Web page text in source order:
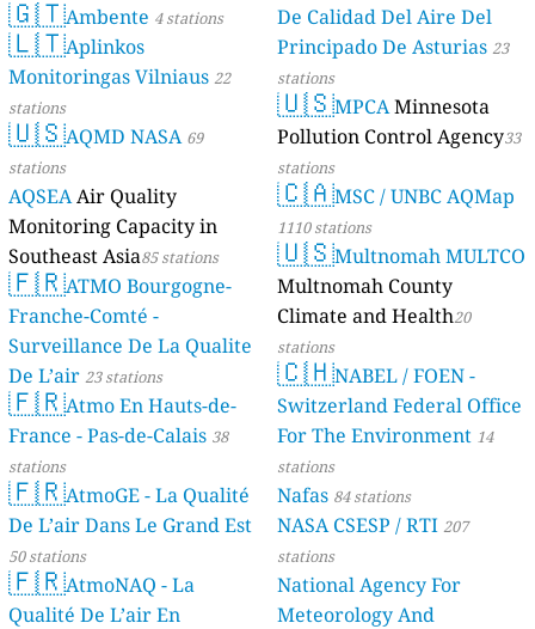
🇬🇹Ambente 4 stations
🇱🇹Aplinkos
Monitoringas Vilniaus 22
stations
🇺🇸AQMD NASA 69
stations
AQSEAAir Quality
Monitoring Capacity in
Southeast Asia85 stations
🇫🇷ATMO Bourgogne-
Franche-Comté -
Surveillance De La Qualite
De L’air 23 stations
🇫🇷Atmo En Hauts-de-
France - Pas-de-Calais 38
stations
🇫🇷AtmoGE - La Qualité
De L’air Dans Le Grand Est
50 stations
🇫🇷AtmoNAQ - La
Qualité De L’air En
De Calidad Del Aire Del
Principado De Asturias 23
stations
🇺🇸MPCAMinnesota
Pollution Control Agency33
stations
🇨🇦MSC / UNBC AQMap
1110 stations
🇺🇸Multnomah MULTCO
Multnomah County
Climate and Health20
stations
🇨🇭NABEL / FOEN -
Switzerland Federal Office
For The Environment 14
stations
Nafas 84 stations
NASA CSESP / RTI 207
stations
National Agency For
Meteorology And